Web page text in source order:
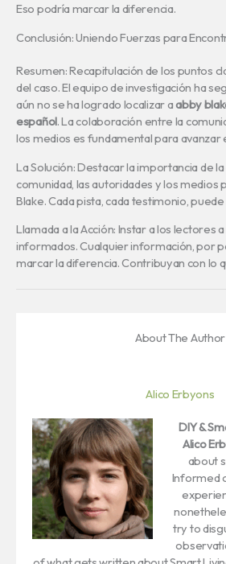
Eso podría marcar la diferencia.
Conclusión: Uniendo Fuerzas para
Resumen: Recapitulación de los puntos
del caso. El equipo de investigación ha
aún no se ha logrado localizar aabby
español. La colaboración entre la
los medios es fundamental para avanzar
La Solución: Destacar la importancia de
comunidad, las autoridades y los medios
Blake. Cada pista, cada testimonio,
Llamada a la Acción: Instar a los lectores
informados. Cualquier información, por
marcar la diferencia. Contribuyan con lo
About The Author
Alico Erbyons
DIY &
Alico
about
Informed
try to